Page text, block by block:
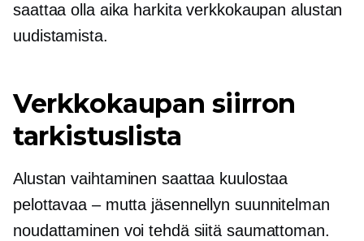
saattaa olla aika harkita verkkokaupan alustan
uudistamista.
Verkkokaupan siirron
tarkistuslista
Alustan vaihtaminen saattaa kuulostaa
pelottavaa – mutta jäsennellyn suunnitelman
noudattaminen voi tehdä siitä saumattoman.